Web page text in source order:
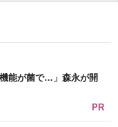
能が菌で…」森永が開
PR